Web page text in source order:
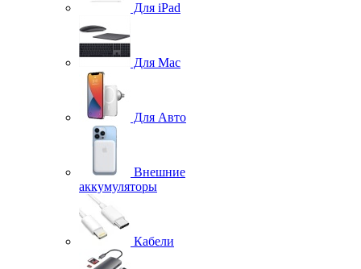
Для iPad
Для Mac
Для Авто
Внешние
аккумуляторы
Кабели